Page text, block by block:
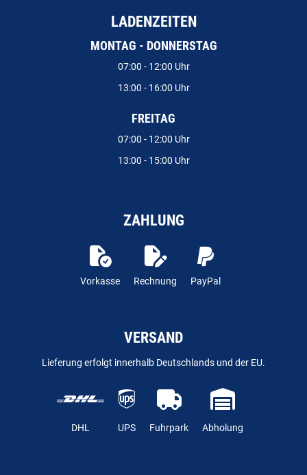
LADENZEITEN
MONTAG - DONNERSTAG
07:00 - 12:00 Uhr
13:00 - 16:00 Uhr
FREITAG
07:00 - 12:00 Uhr
13:00 - 15:00 Uhr
ZAHLUNG
Vorkasse Rechnung PayPal
VERSAND
Lieferung erfolgt innerhalb Deutschlands und der EU.
DHL UPS Fuhrpark Abholung